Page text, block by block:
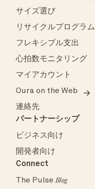
サイズ選び
リサイクルプログラム
フレキシブル支出
心拍数モニタリング
マイアカウント
Oura on the Web
連絡先
パートナーシップ
ビジネス向け
開発者向け
Connect
The PulseBlog